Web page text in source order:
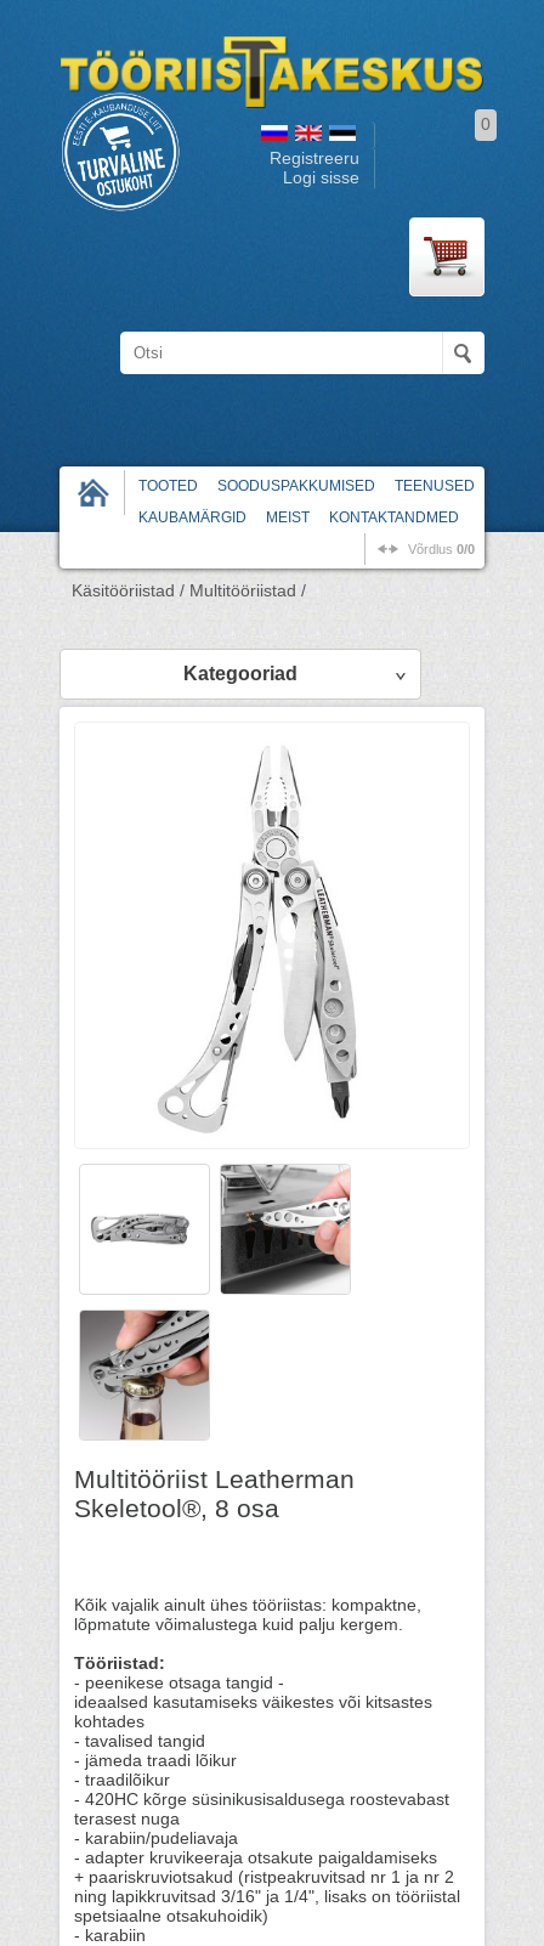
Registreeru
Logi sisse
0
TOOTED SOODUSPAKKUMISED
TEENUSED
KAUBAMÄRGID
MEIST KONTAKTANDMED
Võrdlus 0/0
Käsitööriistad / Multitööriistad /
Kategooriad
Multitööriist Leatherman
Skeletool®, 8 osa
Kõik vajalik ainult ühes tööriistas: kompaktne,
lõpmatute võimalustega kuid palju kergem.
Tööriistad:
- peenikese otsaga tangid -
ideaalsed kasutamiseks väikestes või kitsastes
kohtades
- tavalised tangid
- jämeda traadi lõikur
- traadilõikur
- 420HC kõrge süsinikusisaldusega roostevabast
terasest nuga
- karabiin/pudeliavaja
- adapter kruvikeeraja otsakute paigaldamiseks
+ paariskruviotsakud (ristpeakruvitsad nr 1 ja nr 2
ning lapikkruvitsad 3/16" ja 1/4", lisaks on tööriistal
spetsiaalne otsakuhoidik)
- karabiin